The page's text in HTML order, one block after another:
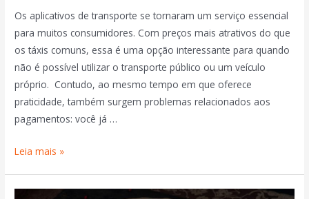
Os aplicativos de transporte se tornaram um serviço essencial
para muitos consumidores. Com preços mais atrativos do que
os táxis comuns, essa é uma opção interessante para quando
não é possível utilizar o transporte público ou um veículo
próprio. Contudo, ao mesmo tempo em que oferece
praticidade, também surgem problemas relacionados aos
pagamentos: você já …
Leia mais »